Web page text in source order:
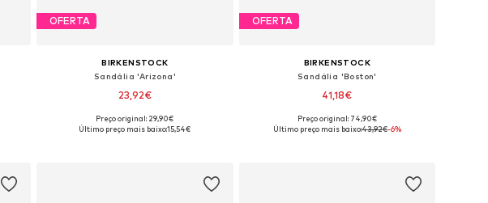
OFERTA
BIRKENSTOCK
Sandália 'Arizona'
23,92€
Tamanhos disponíveis: 26, 28, 29
Preço original: 29,90€
Último preço mais baixo:15,54€
OFERTA
BIRKENSTOCK
Sandália 'Boston'
41,18€
Tamanhos disponíveis: 27
Preço original: 74,90€
Último preço mais baixo:43,92€-6%